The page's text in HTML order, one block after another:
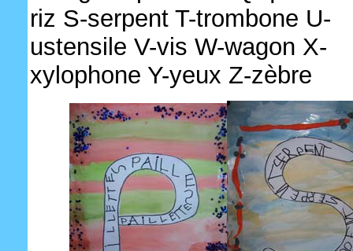
riz S-serpent T-trombone U-
ustensile V-vis W-wagon X-
xylophone Y-yeux Z-zèbre